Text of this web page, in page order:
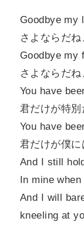
Goodbye my
さよならだね
Goodbye my
さよならだね
You have
君だけが特別
You have
君だけが僕
And I still
In mine when
And I will
kneeling at